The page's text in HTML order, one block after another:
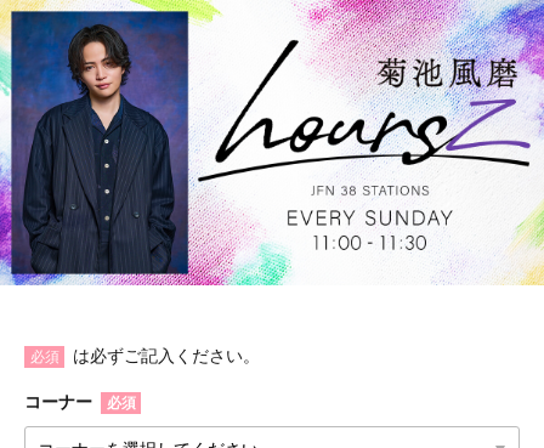
必須 は必ずご記入ください。
コーナー 必須